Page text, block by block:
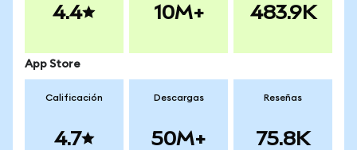
4.4 10M+ 483.9K
App Store
Calificación
4.7
Descargas
50M+
Reseñas
75.8K